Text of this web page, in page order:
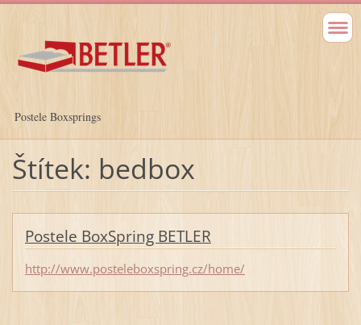
Postele Boxsprings
Štítek: bedbox
Postele BoxSpring BETLER
http://www.posteleboxspring.cz/home/